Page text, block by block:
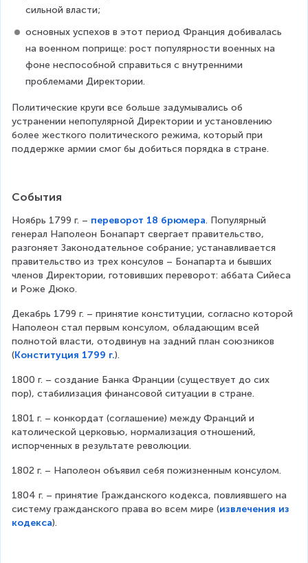
сильной власти;
основных успехов в этот период Франция добивалась
на военном поприще: рост популярности военных на
фоне неспособной справиться с внутренними
проблемами Директории.
Политические круги все больше задумывались об
устранении непопулярной Директории и установлению
более жесткого политического режима, который при
поддержке армии смог бы добиться порядка в стране.
События
Ноябрь 1799 г. – переворот 18 брюмера. Популярный
генерал Наполеон Бонапарт свергает правительство,
разгоняет Законодательное собрание; устанавливается
правительство из трех консулов – Бонапарта и бывших
членов Директории, готовивших переворот: аббата Сийеса
и Роже Дюко.
Декабрь 1799 г. – принятие конституции, согласно которой
Наполеон стал первым консулом, обладающим всей
полнотой власти, отодвинув на задний план союзников
(Конституция 1799 г.).
1800 г. – создание Банка Франции (существует до сих
пор), стабилизация финансовой ситуации в стране.
1801 г. – конкордат (соглашение) между Франций и
католической церковью, нормализация отношений,
испорченных в результате революции.
1802 г. – Наполеон объявил себя пожизненным консулом.
1804 г. – принятие Гражданского кодекса, повлиявшего на
систему гражданского права во всем мире (извлечения из
кодекса).